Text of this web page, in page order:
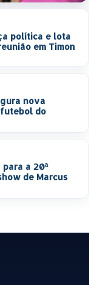
política e lota
em Timon
nova
do
a 20ª
de Marcus